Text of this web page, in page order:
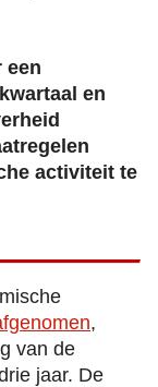
een
en
activiteit te
,
van de
jaar. De